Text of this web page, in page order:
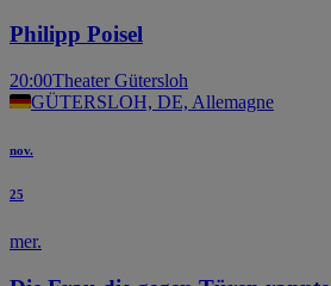
Philipp Poisel
20:00Theater Gütersloh
GÜTERSLOH, DE, Allemagne
nov.
25
mer.